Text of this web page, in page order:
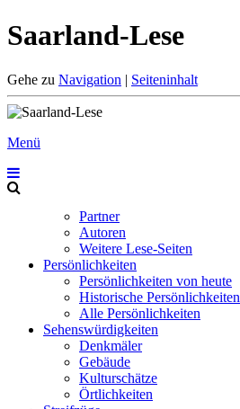
Saarland-Lese
Gehe zu Navigation | Seiteninhalt
Menü
Partner
Autoren
Weitere Lese-Seiten
Persönlichkeiten
Persönlichkeiten von heute
Historische Persönlichkeiten
Alle Persönlichkeiten
Sehenswürdigkeiten
Denkmäler
Gebäude
Kulturschätze
Örtlichkeiten